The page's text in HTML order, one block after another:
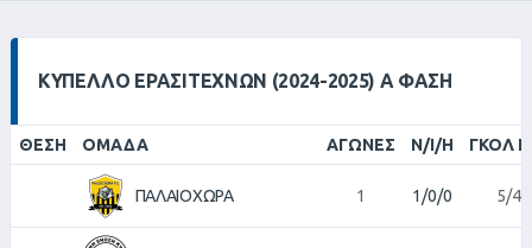
ΚΎΠΕΛΛΟ ΕΡΑΣΙΤΕΧΝΏΝ (2024-2025) Α ΦΆΣΗ
ΘΈΣΗ ΟΜΆΔΑ ΑΓΏΝΕΣ Ν/Ι/Η ΓΚΟΛ
ΠΑΛΑΙΟΧΩΡΑ 1 1/0/0 5/4